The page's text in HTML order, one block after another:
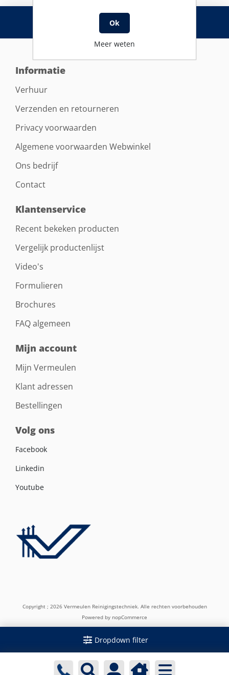
Dropdown filter
RSS
Informatie
Verhuur
Verzenden en retourneren
Privacy voorwaarden
Algemene voorwaarden Webwinkel
Ons bedrijf
Contact
Klantenservice
Recent bekeken producten
Vergelijk productenlijst
Video's
Formulieren
Brochures
FAQ algemeen
Mijn account
Mijn Vermeulen
Klant adressen
Bestellingen
Volg ons
Facebook
Linkedin
Youtube
Copyright ; 2026 Vermeulen Reinigingstechniek. Alle rechten voorbehouden
Powered by nopCommerce
Ok
Meer weten